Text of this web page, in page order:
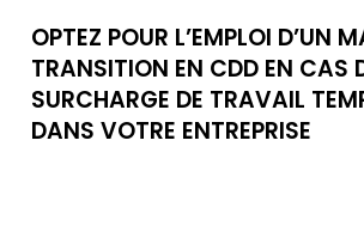
OPTEZ POUR L’EMPLOI D’UN
TRANSITION EN CDD EN CAS
SURCHARGE DE TRAVAIL
DANS VOTRE ENTREPRISE